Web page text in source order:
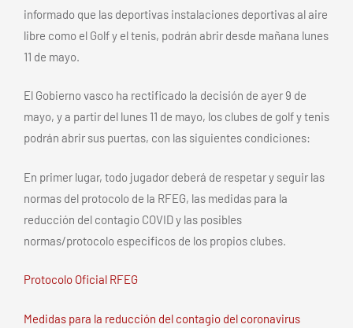
informado que las deportivas instalaciones deportivas al aire
libre como el Golf y el tenis, podrán abrir desde mañana lunes
11 de mayo.
El Gobierno vasco ha rectificado la decisión de ayer 9 de
mayo, y a partir del lunes 11 de mayo, los clubes de golf y tenis
podrán abrir sus puertas, con las siguientes condiciones:
En primer lugar, todo jugador deberá de respetar y seguir las
normas del protocolo de la RFEG, las medidas para la
reducción del contagio COVID y las posibles
normas/protocolo especificos de los propios clubes.
Protocolo Oficial RFEG
Medidas para la reducción del contagio del coronavirus